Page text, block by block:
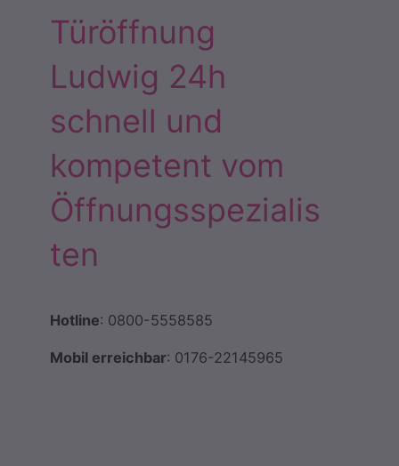
Türöffnung
Ludwig 24h
schnell und
kompetent vom
Öffnungsspezialis
ten
Hotline: 0800-5558585
Mobil erreichbar: 0176-22145965